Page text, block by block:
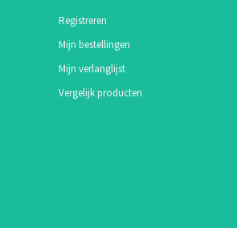
Registreren
Mijn bestellingen
Mijn verlanglijst
Vergelijk producten